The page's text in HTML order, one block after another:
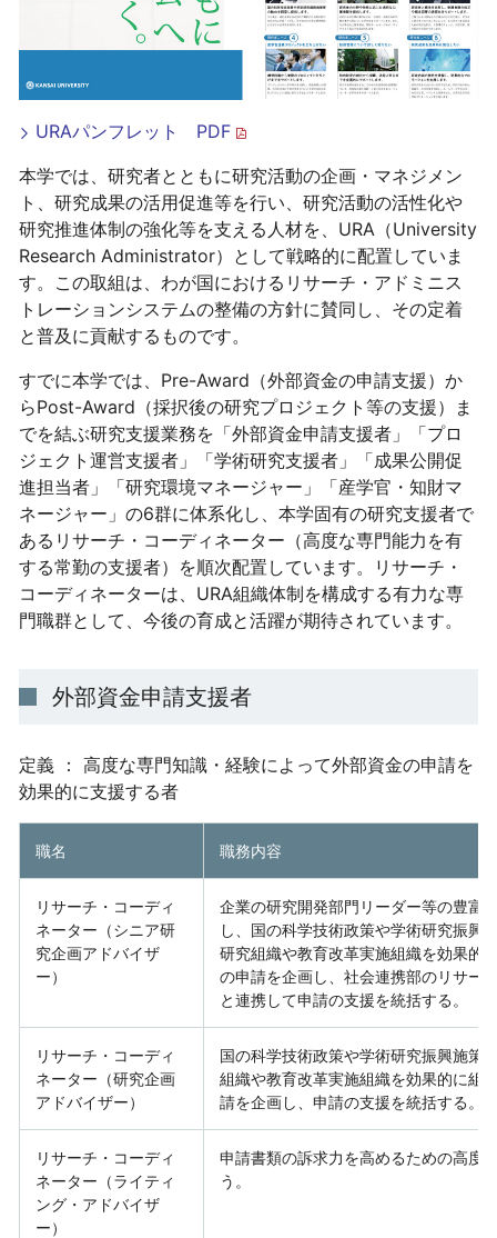
URAパンフレット PDF
本学では、研究者とともに研究活動の企画・マネジメン
ト、研究成果の活用促進等を行い、研究活動の活性化や
研究推進体制の強化等を支える人材を、URA（University
Research Administrator）として戦略的に配置していま
す。この取組は、わが国におけるリサーチ・アドミニス
トレーションシステムの整備の方針に賛同し、その定着
と普及に貢献するものです。
すでに本学では、Pre-Award（外部資金の申請支援）か
らPost-Award（採択後の研究プロジェクト等の支援）ま
でを結ぶ研究支援業務を「外部資金申請支援者」「プロ
ジェクト運営支援者」「学術研究支援者」「成果公開促
進担当者」「研究環境マネージャー」「産学官・知財マ
ネージャー」の6群に体系化し、本学固有の研究支援者で
あるリサーチ・コーディネーター（高度な専門能力を有
する常勤の支援者）を順次配置しています。リサーチ・
コーディネーターは、URA組織体制を構成する有力な専
門職群として、今後の育成と活躍が期待されています。
外部資金申請支援者
定義 ： 高度な専門知識・経験によって外部資金の申請を
効果的に支援する者
職名 職務内容
リサーチ・コーディ
ネーター（シニア研
究企画アドバイザ
ー）
企業の研究開発部門リーダー等の豊富
し、国の科学技術政策や学術研究振興
研究組織や教育改革実施組織を効果的
の申請を企画し、社会連携部のリサー
と連携して申請の支援を統括する。
リサーチ・コーディ
ネーター（研究企画
アドバイザー）
国の科学技術政策や学術研究振興施策
組織や教育改革実施組織を効果的に組
請を企画し、申請の支援を統括する。
リサーチ・コーディ
ネーター（ライティ
ング・アドバイザ
ー）
申請書類の訴求力を高めるための高度
う。